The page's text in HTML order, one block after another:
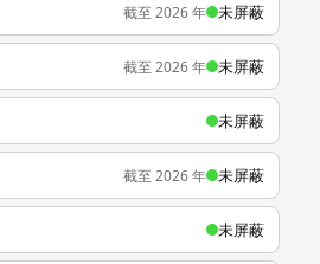
截至 2026 年 未屏蔽
截至 2026 年 未屏蔽
未屏蔽
截至 2026 年 未屏蔽
未屏蔽